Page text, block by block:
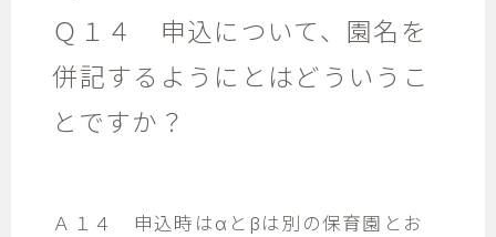
Ｑ１４ 申込について、園名を
併記するようにとはどういうこ
とですか？
Ａ１４ 申込時はαとβは別の保育園とお